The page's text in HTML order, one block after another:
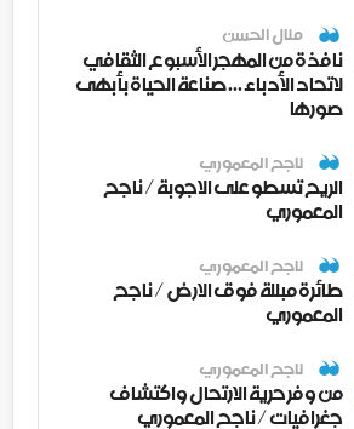
منال الحسن
نافذة من المهجر الأسبوع الثقافي
لاتحاد الأدباء ... صناعة الحياة بأبهى
صورها
ناجح المعموري
الريح تسطو على الاجوبة / ناجح
المعموري
ناجح المعموري
طائرة مبللة فوق الارض / ناجح
المعموري
ناجح المعموري
من وفر حرية الارتحال واكتشاف
جغرافيات / ناجح المعموري